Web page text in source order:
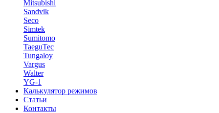
Mitsubishi
Sandvik
Seco
Simtek
Sumitomo
TaeguTec
Tungaloy
Vargus
Walter
YG-1
Калькулятор режимов
Статьи
Контакты